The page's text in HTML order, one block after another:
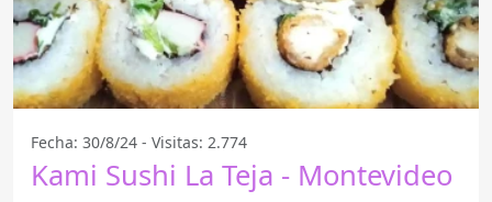
Fecha: 30/8/24 - Visitas: 2.774
Kami Sushi La Teja - Montevideo